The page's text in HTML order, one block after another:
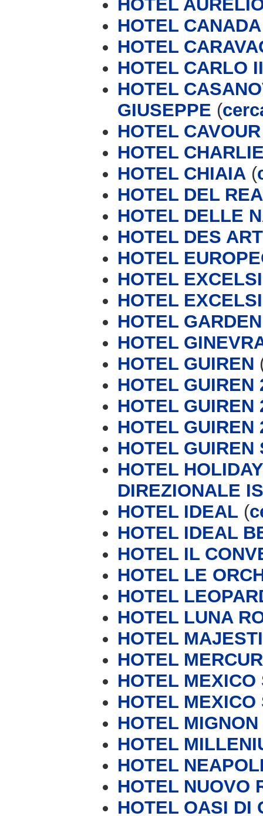
HOTEL
HOTEL CANADA
HOTEL
HOTEL CARLO
HOTEL
GIUSEPPE (
HOTEL CAVOUR
HOTEL
HOTEL CHIAIA (
HOTEL DEL
HOTEL DELLE
HOTEL DES
HOTEL
HOTEL
HOTEL
HOTEL GARDEN
HOTEL
HOTEL GUIREN
HOTEL GUIREN
HOTEL GUIREN
HOTEL GUIREN
HOTEL GUIREN
HOTEL
DIREZIONALE
HOTEL IDEAL (
HOTEL IDEAL
HOTEL IL
HOTEL LE
HOTEL
HOTEL LUNA
HOTEL
HOTEL
HOTEL MEXICO
HOTEL MEXICO
HOTEL MIGNON
HOTEL
HOTEL
HOTEL NUOVO
HOTEL OASI DI